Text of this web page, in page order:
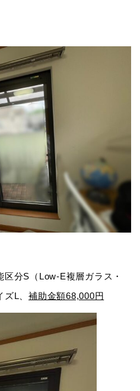
区分S（Low-E複層ガラス・
L、 補助金額68,000円